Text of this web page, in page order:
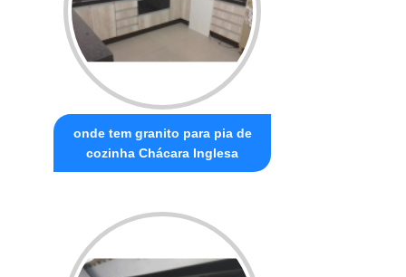
onde tem granito para pia de
cozinha Chácara Inglesa